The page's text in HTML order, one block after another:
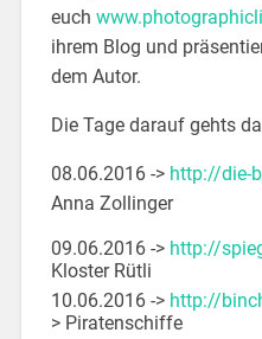
euch
ihrem Blog und
dem Autor.
Die Tage darauf gehts
08.06.2016 -> http://die-
Anna Zollinger
09.06.2016 -> http://
Kloster Rütli
10.06.2016 -> http://
> Piratenschiffe